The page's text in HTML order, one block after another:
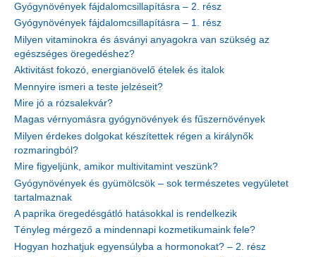
Gyógynövények fájdalomcsillapításra – 2. rész
Gyógynövények fájdalomcsillapításra – 1. rész
Milyen vitaminokra és ásványi anyagokra van szükség az
egészséges öregedéshez?
Aktivitást fokozó, energianövelő ételek és italok
Mennyire ismeri a teste jelzéseit?
Mire jó a rózsalekvár?
Magas vérnyomásra gyógynövények és fűszernövények
Milyen érdekes dolgokat készítettek régen a királynők
rozmaringból?
Mire figyeljünk, amikor multivitamint veszünk?
Gyógynövények és gyümölcsök – sok természetes vegyületet
tartalmaznak
A paprika öregedésgátló hatásokkal is rendelkezik
Tényleg mérgező a mindennapi kozmetikumaink fele?
Hogyan hozhatjuk egyensúlyba a hormonokat? – 2. rész